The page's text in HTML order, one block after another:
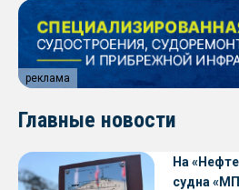
реклама
Главные новости
На
судна